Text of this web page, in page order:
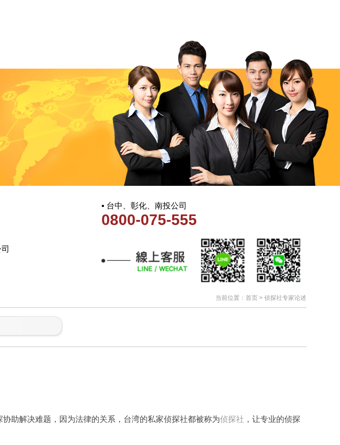
当前位置： 首页> 侦探社专家论述
▪ 台中、彰化、南投公司
0800-075-555
协助解决难题，因为法律的关系，台湾的私家侦探社都被称为侦探社 ，让专业的侦探